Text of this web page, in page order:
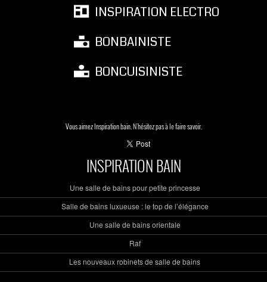
INSPIRATION ELECTRO
BONBAINISTE
BONCUISINISTE
Vous aimez Inspiration bain. N'hésitez pas à le faire savoir.
INSPIRATION BAIN
Une salle de bains pour petite princesse
Salle de bains luxueuse : le top de l’élégance
Une salle de bains orientale
Raf
Les nouveaux robinets de salle de bains